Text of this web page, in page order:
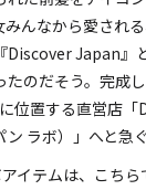
みんなから愛され
Discover Japan』
たのだそう。完成
位置する直営店
ラボ）」へと急ぐ
イテムは、こち